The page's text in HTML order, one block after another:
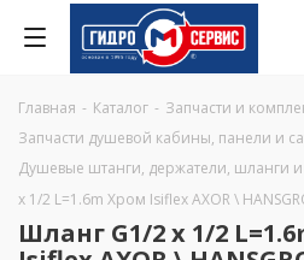
Главная - Каталог - Запчасти и
Запчасти душевой кабины, панели и
Душевые штанги, держатели, шланги
x 1/2 L=1.6m Хром Isiflex AXOR \
Шланг G1/2 x 1/2